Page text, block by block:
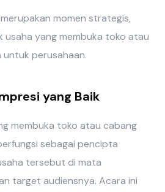
momen strategis,
usaha yang membuka toko atau
perusahaan.
yang Baik
membuka toko atau cabang
sebagai pencipta
tersebut di mata
target audiensnya. Acara ini